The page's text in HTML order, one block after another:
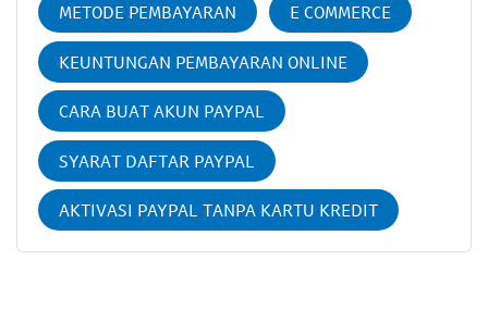
METODE PEMBAYARAN E COMMERCE
KEUNTUNGAN PEMBAYARAN ONLINE
CARA BUAT AKUN PAYPAL
SYARAT DAFTAR PAYPAL
AKTIVASI PAYPAL TANPA KARTU KREDIT